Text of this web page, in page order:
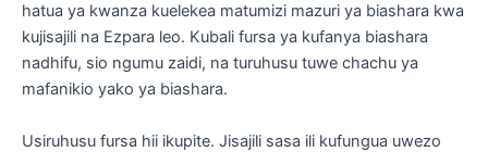
hatua ya kwanza kuelekea matumizi mazuri ya biashara kwa
kujisajili na Ezpara leo. Kubali fursa ya kufanya biashara
nadhifu, sio ngumu zaidi, na turuhusu tuwe chachu ya
mafanikio yako ya biashara.
Usiruhusu fursa hii ikupite. Jisajili sasa ili kufungua uwezo